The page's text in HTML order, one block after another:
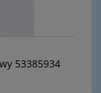
53385934